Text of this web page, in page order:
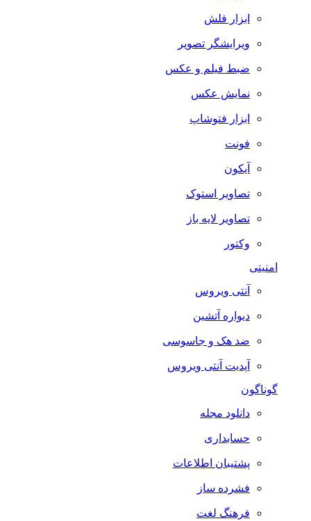
ابزار فلش
ویرایشگر تصویر
ضبط فيلم و عكس
نمایش عکس
ابزار فتوشاپ
فونت
آیکون
تصاویر استوک
تصاویر لایه باز
وکتور
امنیتی
آنتی ویروس
دیواره آتشین
ضد هک و جاسوسی
آپدیت آنتی ویروس
گوناگون
دانلود مجله
حسابداری
پشتیبان اطلاعات
فشرده ساز
فرهنگ لغت